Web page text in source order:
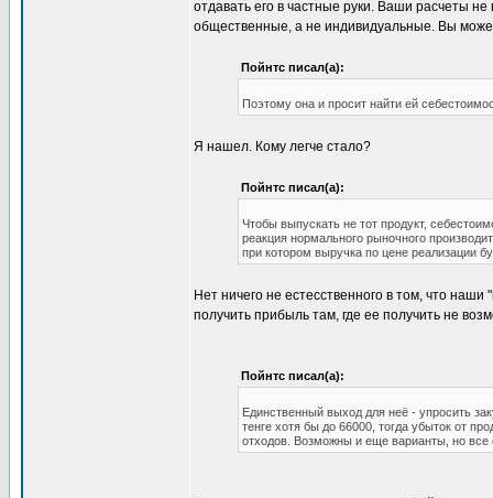
отдавать его в частные руки. Ваши расчеты
общественные, а не индивидуальные. Вы
Пойнтс писал(а):
Поэтому она и просит найти ей
Я нашел. Кому легче стало?
Пойнтс писал(а):
Чтобы выпускать не тот продукт,
реакция нормального рыночного
при котором выручка по цене реализации
Нет ничего не естесственного в том, что
получить прибыль там, где ее получить не
Пойнтс писал(а):
Единственный выход для неё - упросить
тенге хотя бы до 66000, тогда убыток от
отходов. Возможны и еще варианты, но все